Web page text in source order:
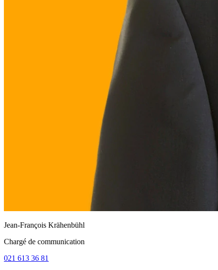
Jean-François Krähenbühl
Chargé de communication
021 613 36 81